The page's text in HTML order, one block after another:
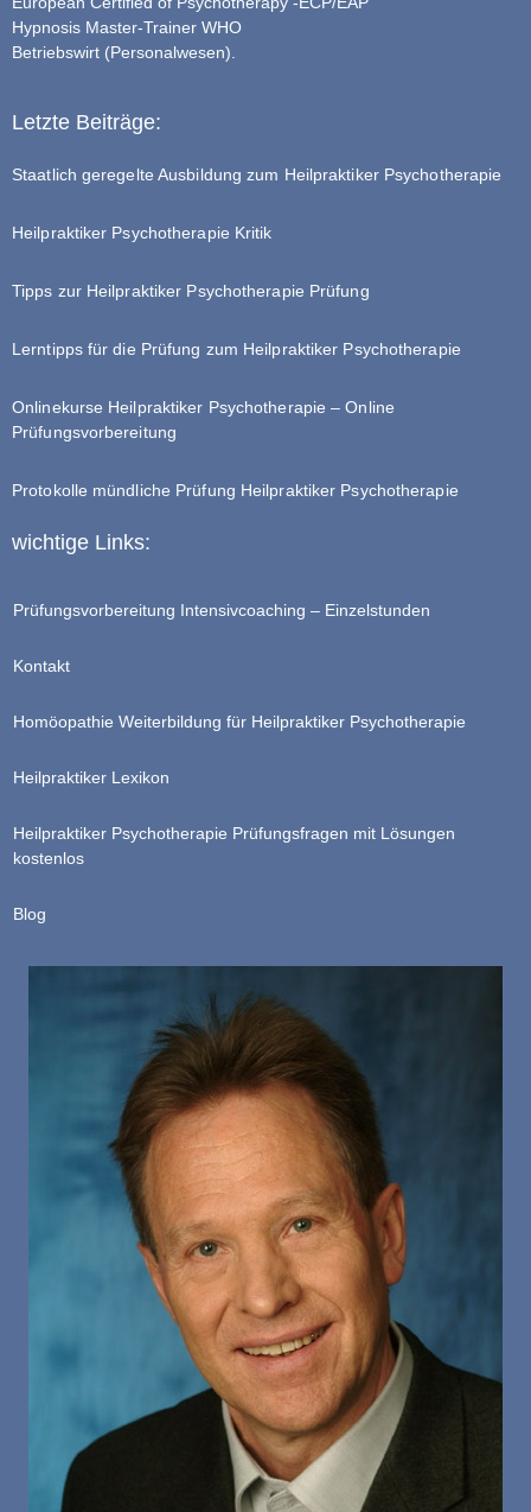
Hypnosis Master-Trainer WHO
Betriebswirt (Personalwesen).
Letzte Beiträge:
Staatlich geregelte Ausbildung zum Heilpraktiker Psychotherapie
Heilpraktiker Psychotherapie Kritik
Tipps zur Heilpraktiker Psychotherapie Prüfung
Lerntipps für die Prüfung zum Heilpraktiker Psychotherapie
Onlinekurse Heilpraktiker Psychotherapie – Online
Prüfungsvorbereitung
Protokolle mündliche Prüfung Heilpraktiker Psychotherapie
wichtige Links:
Prüfungsvorbereitung Intensivcoaching – Einzelstunden
Kontakt
Homöopathie Weiterbildung für Heilpraktiker Psychotherapie
Heilpraktiker Lexikon
Heilpraktiker Psychotherapie Prüfungsfragen mit Lösungen
kostenlos
Blog